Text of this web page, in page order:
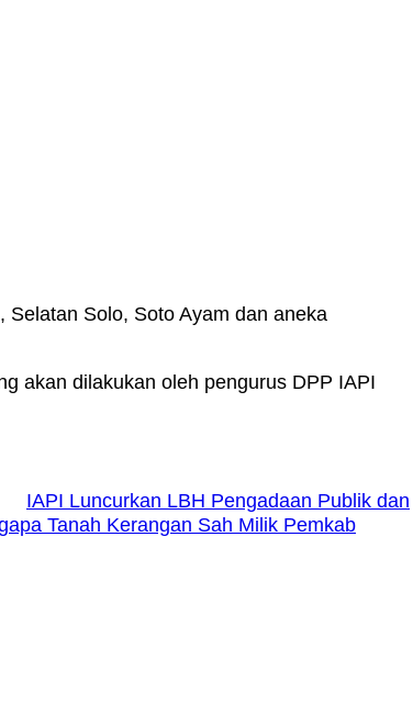
Solo, Soto Ayam dan aneka
akan dilakukan oleh pengurus DPP IAPI
IAPI Luncurkan LBH Pengadaan Publik dan
Tanah Kerangan Sah Milik Pemkab